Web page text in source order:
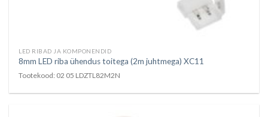
LED RIBAD JA KOMPONENDID
8mm LED riba ühendus toitega (2m juhtmega) XC11
Tootekood: 02 05 LDZTL82M2N